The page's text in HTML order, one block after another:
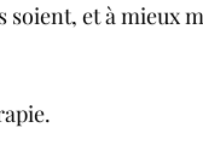
soient, et à mieux